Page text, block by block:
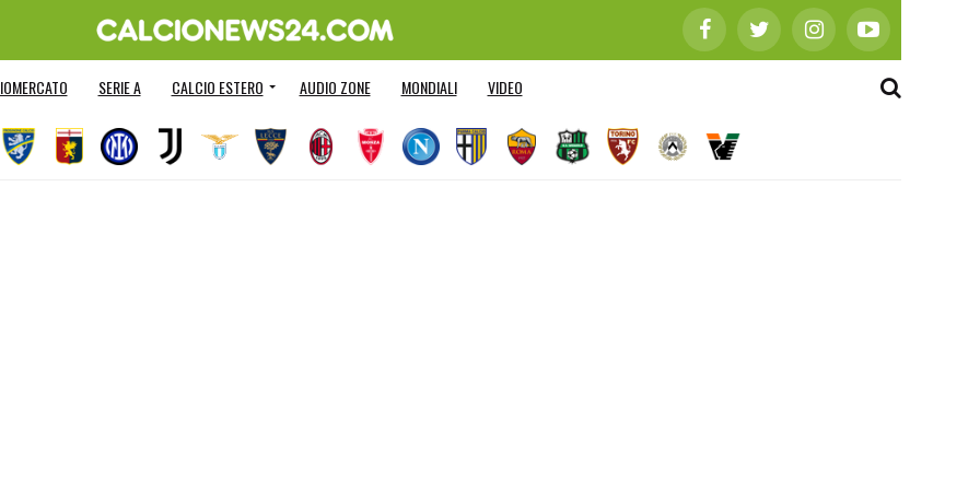
SERIE A CALCIO ESTERO AUDIO ZONE MONDIALI VIDEO